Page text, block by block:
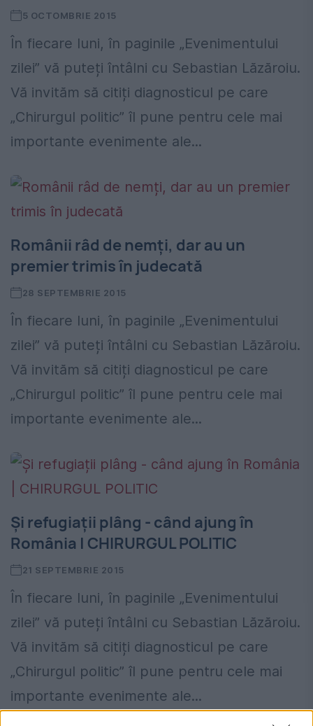
5 OCTOMBRIE 2015
În fiecare luni, în paginile „Evenimentului
zilei” vă puteți întâlni cu Sebastian Lăzăroiu.
Vă invităm să citiți diagnosticul pe care
„Chirurgul politic” îl pune pentru cele mai
importante evenimente ale...
Românii râd de nemți, dar au un
premier trimis în judecată
28 SEPTEMBRIE 2015
În fiecare luni, în paginile „Evenimentului
zilei” vă puteți întâlni cu Sebastian Lăzăroiu.
Vă invităm să citiți diagnosticul pe care
„Chirurgul politic” îl pune pentru cele mai
importante evenimente ale...
Și refugiații plâng - când ajung în
România | CHIRURGUL POLITIC
21 SEPTEMBRIE 2015
În fiecare luni, în paginile „Evenimentului
zilei” vă puteți întâlni cu Sebastian Lăzăroiu.
Vă invităm să citiți diagnosticul pe care
„Chirurgul politic” îl pune pentru cele mai
importante evenimente ale...